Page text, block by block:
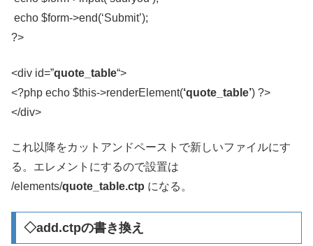
echo $form->end(‘Submit’);
?>
<div id=”quote_table“>
<?php echo $this->renderElement(‘quote_table’) ?>
</div>
これ以降をカットアンドペーストで新しいファイルにす
る。エレメントにするので設置は
/elements/quote_table.ctp になる。
◇add.ctpの書き換え